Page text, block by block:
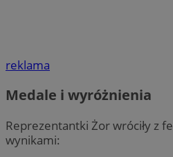
reklama
Medale i wyróżnienia
Reprezentantki Żor wróciły z
wynikami: